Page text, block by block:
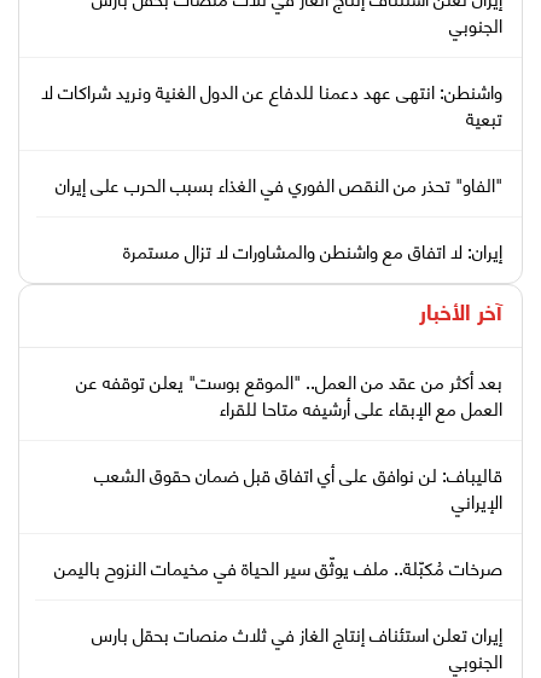
الجنوبي
واشنطن: انتهى عهد دعمنا للدفاع عن الدول الغنية ونريد شراكات لا
تبعية
"الفاو" تحذر من النقص الفوري في الغذاء بسبب الحرب على إيران
إيران: لا اتفاق مع واشنطن والمشاورات لا تزال مستمرة
آخر الأخبار
بعد أكثر من عقد من العمل.. "الموقع بوست" يعلن توقفه عن
العمل مع الإبقاء على أرشيفه متاحا للقراء
قاليباف: لن نوافق على أي اتفاق قبل ضمان حقوق الشعب
الإيراني
صرخات مُكبّلة.. ملف يوثّق سير الحياة في مخيمات النزوح باليمن
إيران تعلن استئناف إنتاج الغاز في ثلاث منصات بحقل بارس
الجنوبي